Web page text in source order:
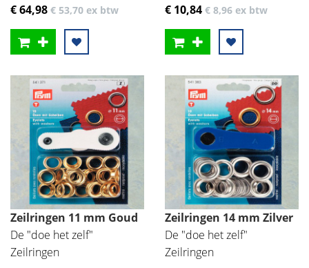
€ 64,98 € 53,70 ex btw
€ 10,84 € 8,96 ex btw
Zeilringen 11 mm Goud
De "doe het zelf"
Zeilringen
Zeilringen 14 mm Zilver
De "doe het zelf"
Zeilringen